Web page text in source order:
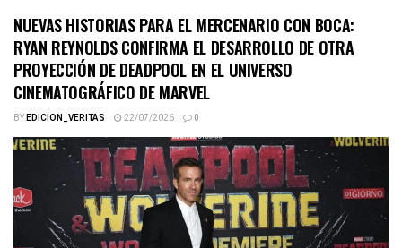
NUEVAS HISTORIAS PARA EL MERCENARIO CON BOCA:
RYAN REYNOLDS CONFIRMA EL DESARROLLO DE OTRA
PROYECCIÓN DE DEADPOOL EN EL UNIVERSO
CINEMATOGRÁFICO DE MARVEL
BYEDICION_VERITAS 22/07/2026 0